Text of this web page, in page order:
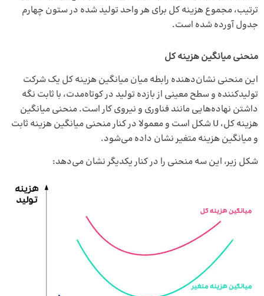
ترتیب، مجموع هزینه کل برای هر واحد تولید شده در ستون چهارم
جدول آورده شده است.
منحنی میانگین هزینه کل
این منحنی نشان‌دهنده‌ رابطه‌ میان میانگین هزینه کل یک شرکت
تولیدکننده و سطح معینی از بازده تولید در کوتاه‌مدت، با ثابت نگه
داشتن نهاده‌هایی مانند فناوری و نیروی کار است. منحنی میانگین
هزینه کل، U شکل است و معمولا در کنار منحنی میانگین هزینه ثابت
و میانگین هزینه متغیر نشان داده می‌شود.
شکل زیر، این سه منحنی را در کنار یکدیگر نشان می‌دهد: